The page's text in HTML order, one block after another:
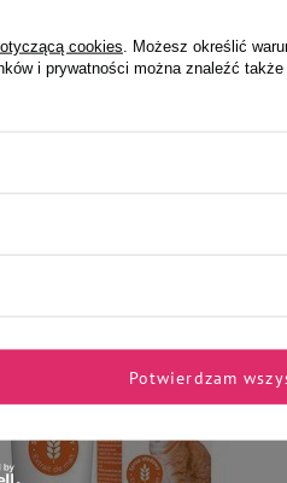
cookies . Możesz określić
i prywatności można znaleźć
Potwierdzam